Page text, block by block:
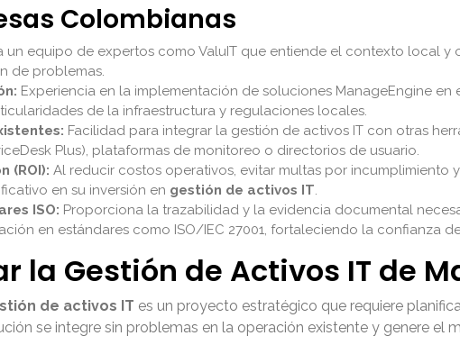
Colombianas
un equipo de expertos como ValuIT que entiende el contexto local y
de problemas.
Experiencia en la implementación de soluciones ManageEngine en
de la infraestructura y regulaciones locales.
Facilidad para integrar la gestión de activos IT con otras
Plus), plataformas de monitoreo o directorios de usuario.
(ROI): Al reducir costos operativos, evitar multas por incumplimiento
en su inversión en gestión de activos IT.
ISO: Proporciona la trazabilidad y la evidencia documental
en estándares como ISO/IEC 27001, fortaleciendo la confianza
la Gestión de Activos IT de
de activos IT es un proyecto estratégico que requiere
se integre sin problemas en la operación existente y genere el